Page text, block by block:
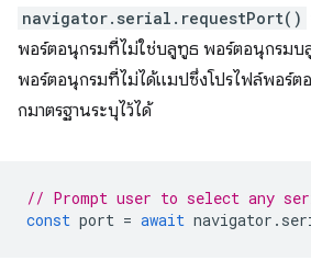
navigator.serial.requestPort()
พอร์ตอนุกรมที่ไม่ใช่บลูทูธ พอร์ตอนุกรมบ
พอร์ตอนุกรมที่ไม่ได้แมปซึ่งโปรไฟล์พอร์ต
กมาตรฐานระบุไว้ได้
// Prompt user to select any
const port = await navigator .